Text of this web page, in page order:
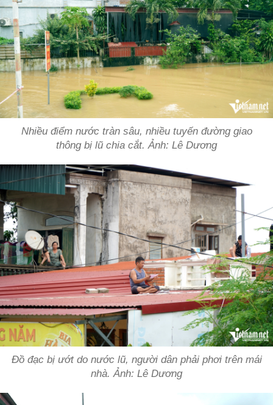
Nhiều điểm nước tràn sâu, nhiều tuyến đường giao
thông bị lũ chia cắt. Ảnh: Lê Dương
Đồ đạc bị ướt do nước lũ, người dân phải phơi trên mái
nhà. Ảnh: Lê Dương